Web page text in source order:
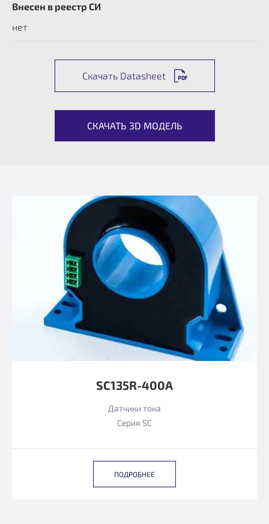
Внесен в реестр СИ
нет
Скачать Datasheet
СКАЧАТЬ 3D МОДЕЛЬ
SC135R-400A
Датчики тока
Серия SC
ПОДРОБНЕЕ